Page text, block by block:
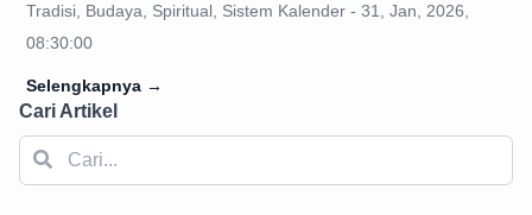
Tradisi, Budaya, Spiritual, Sistem Kalender - 31, Jan, 2026,
08:30:00
Selengkapnya →
Cari Artikel